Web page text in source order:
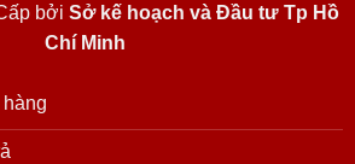
bởi Sở kế hoạch và Đầu tư Tp Hồ
Chí Minh